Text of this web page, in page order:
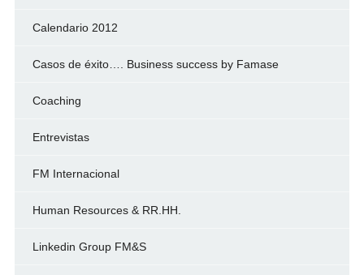
Calendario 2012
Casos de éxito…. Business success by Famase
Coaching
Entrevistas
FM Internacional
Human Resources & RR.HH.
Linkedin Group FM&S